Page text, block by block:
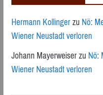
Hermann KollingerzuNö:
Wiener Neustadt verloren
Johann MayerweiserzuNö:
Wiener Neustadt verloren